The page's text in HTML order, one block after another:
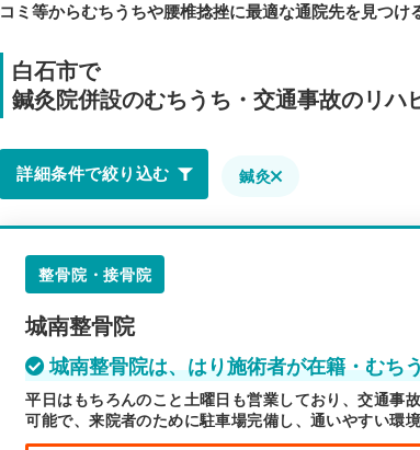
コミ等からむちうちや腰椎捻挫に最適な通院先を見つけ
白石市で
鍼灸院併設のむちうち・交通事故のリ
詳細条件で絞り込む 鍼灸
整骨院・接骨院
城南整骨院
城南整骨院は、はり施術者が在籍・むち
平日はもちろんのこと土曜日も営業しており、交通事
可能で、来院者のために駐車場完備し、通いやすい環